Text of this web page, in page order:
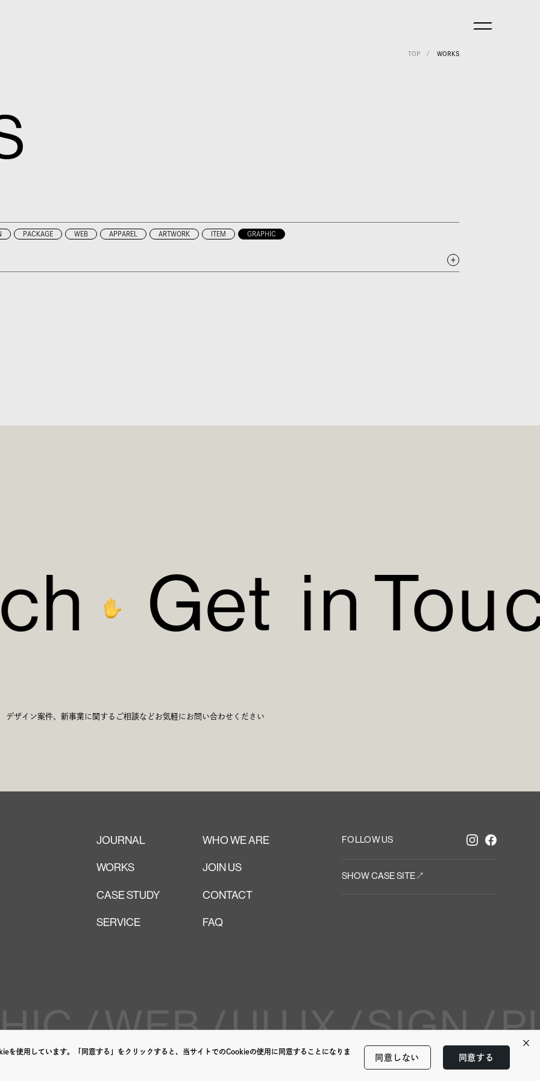
TOP WORKS
PACKAGE WEB APPAREL ARTWORK ITEM GRAPHIC
ch
ch
Get inTou
Get
デザイン案件、新事業に関するご相談などお気軽にお問い合わせください
×
を使用しています。「同意する」をクリックすると、当サイトでのCookieの使用に同意することになりま
同意しない 同意する
JOURNAL WHO WE ARE
WORKS JOIN US
CASE STUDY CONTACT
SERVICE FAQ
FOLLOW US
SHOW CASE SITE↗︎
/WEB /UI UX /SIGN /
（BACK TO TOP↑）